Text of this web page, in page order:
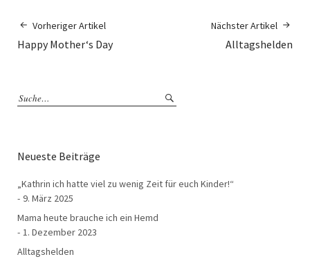
Vorheriger Artikel
Happy Mother‘s Day
Nächster Artikel
Alltagshelden
Neueste Beiträge
„Kathrin ich hatte viel zu wenig Zeit für euch Kinder!“
9. März 2025
Mama heute brauche ich ein Hemd
1. Dezember 2023
Alltagshelden